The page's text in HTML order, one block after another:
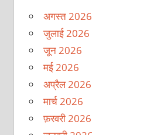
अगस्त 2026
जुलाई 2026
जून 2026
मई 2026
अप्रैल 2026
मार्च 2026
फ़रवरी 2026